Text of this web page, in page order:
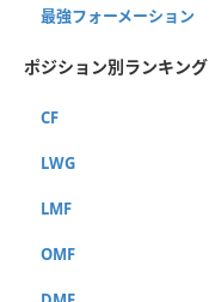
最強フォーメーション
ポジション別ランキング
CF
LWG
LMF
OMF